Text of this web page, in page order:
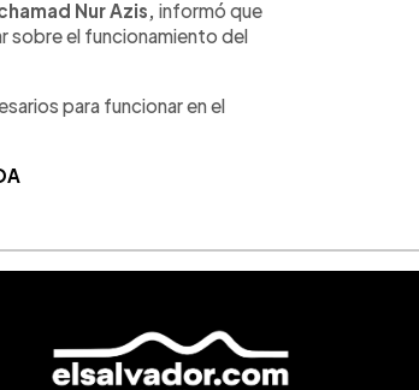
Nur Azis, informó que
sobre el funcionamiento del
para funcionar en el